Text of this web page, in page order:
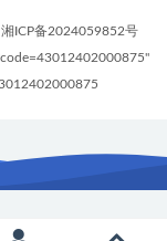
湘ICP备2024059852号